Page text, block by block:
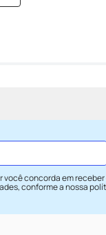
você concorda em
conforme a nossa